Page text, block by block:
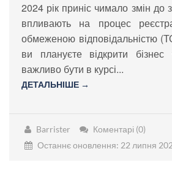
2024 рік приніс чимало змін до
впливають на процес
обмеженою відповідальністю
ви плануєте відкрити бізнес
важливо бути в курсі...
ДЕТАЛЬНІШЕ →
Barrister
Коментарі (0)
Останнє оновлення: 22 липня